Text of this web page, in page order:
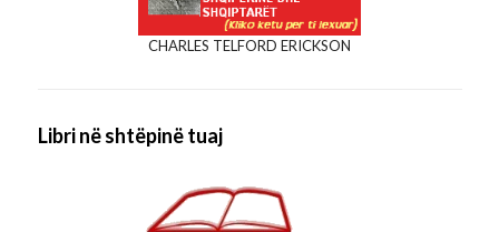
CHARLES TELFORD ERICKSON
Libri në shtëpinë tuaj